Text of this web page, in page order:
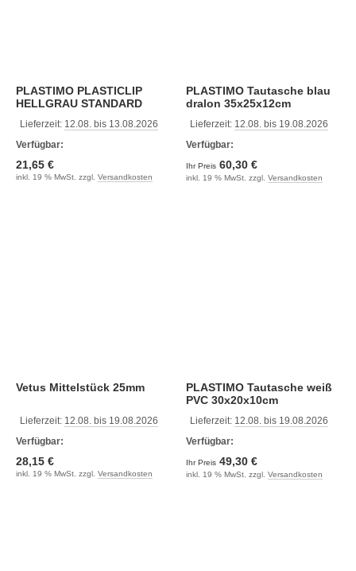
PLASTIMO PLASTICLIP
HELLGRAU STANDARD
Lieferzeit: 12.08. bis 13.08.2026
Verfügbar:
21,65 €
inkl. 19 % MwSt. zzgl. Versandkosten
PLASTIMO Tautasche blau
dralon 35x25x12cm
Lieferzeit: 12.08. bis 19.08.2026
Verfügbar:
Ihr Preis 60,30 €
inkl. 19 % MwSt. zzgl. Versandkosten
Vetus Mittelstück 25mm
Lieferzeit: 12.08. bis 19.08.2026
Verfügbar:
28,15 €
inkl. 19 % MwSt. zzgl. Versandkosten
PLASTIMO Tautasche weiß
PVC 30x20x10cm
Lieferzeit: 12.08. bis 19.08.2026
Verfügbar:
Ihr Preis 49,30 €
inkl. 19 % MwSt. zzgl. Versandkosten